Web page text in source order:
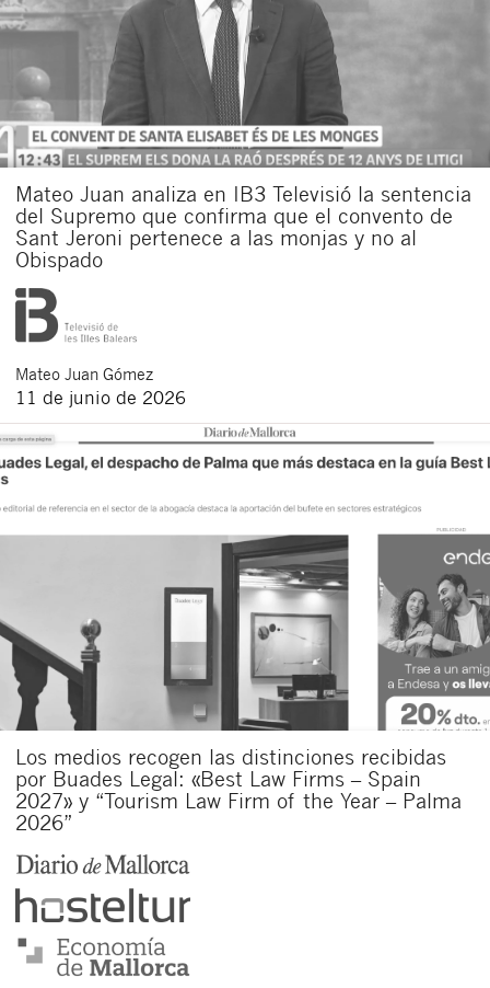
Mateo Juan analiza en IB3 Televisió la sentencia
del Supremo que confirma que el convento de
Sant Jeroni pertenece a las monjas y no al
Obispado
Mateo Juan Gómez
11 de junio de 2026
Los medios recogen las distinciones recibidas
por Buades Legal: «Best Law Firms – Spain
2027» y “Tourism Law Firm of the Year – Palma
2026”
Acepto recibir comunicaciones sobre nuevos
artículos legales.
Acepto
las
condiciones
privacidad
Al pulsar el botón de envío manifiesta haber leído la siguiente
información básica sobre privacidad: El responsable del tratamiento
es Buades Legal S.L. La finalidad es la atención a su solicitud. Tiene
derecho a acceder, rectificar y suprimir los datos, así como otros